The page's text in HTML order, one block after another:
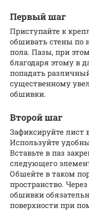
Первый шаг
Приступайте к
обшивать стены по
пола. Пазы, при
благодаря этому в
попадать
существенному
обшивки.
Второй шаг
Зафиксируйте лист
Используйте
Вставьте в паз
следующего
Обшейте в таком
пространство.
обшивки
поверхности при